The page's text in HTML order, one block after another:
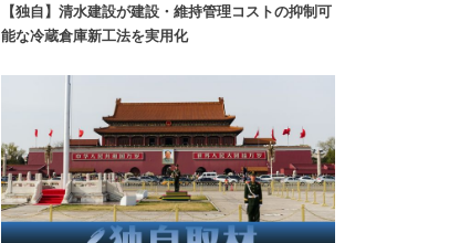
【独自】清水建設が建設・維持管理コストの抑制可
能な冷蔵倉庫新工法を実用化